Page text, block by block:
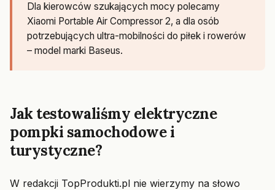
Dla kierowców szukających mocy polecamy
Xiaomi Portable Air Compressor 2, a dla osób
potrzebujących ultra-mobilności do piłek i rowerów
– model marki Baseus.
Jak testowaliśmy elektryczne
pompki samochodowe i
turystyczne?
W redakcji TopProdukti.pl nie wierzymy na słowo